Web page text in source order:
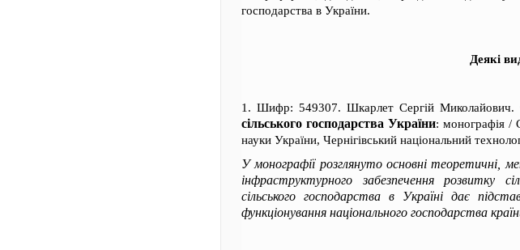
господарства в України.
Деякі
1. Шифр: 549307. Шкарлет Сергій Миколайович.
сільського господарства України: монографія
науки України, Чернігівський національний
У монографії розглянуто основні теоретичні,
інфраструктурного забезпечення розвитку
сільського господарства в Україні дає
функціонування національного господарства